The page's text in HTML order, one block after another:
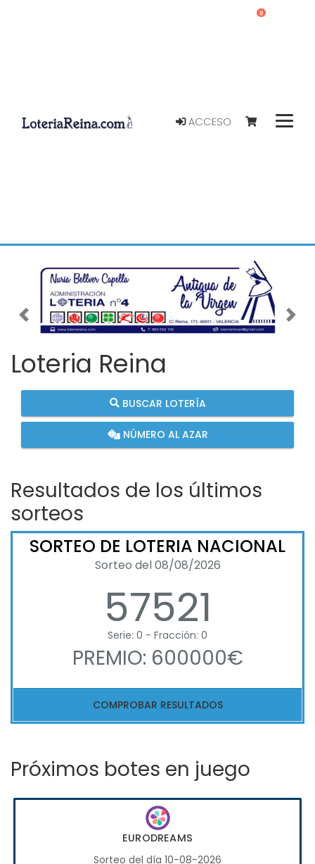
ACCESO
0
Imagen anterior
Loteria Reina
BUSCAR LOTERÍA
NÚMERO AL AZAR
Resultados de los últimos
sorteos
SORTEO DE LOTERIA NACIONAL
Sorteo del 08/08/2026
57521
Serie: 0 - Fracción: 0
PREMIO: 600000€
COMPROBAR RESULTADOS
Próximos botes en juego
EURODREAMS
Sorteo del día 10-08-2026